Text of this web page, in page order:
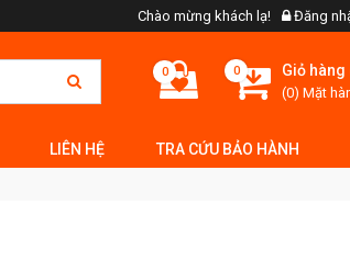
Chào mừng khách lạ! Đăng
0 0 Giỏ hàng
(0) Mặt
LIÊN HỆ TRA CỨU BẢO HÀNH